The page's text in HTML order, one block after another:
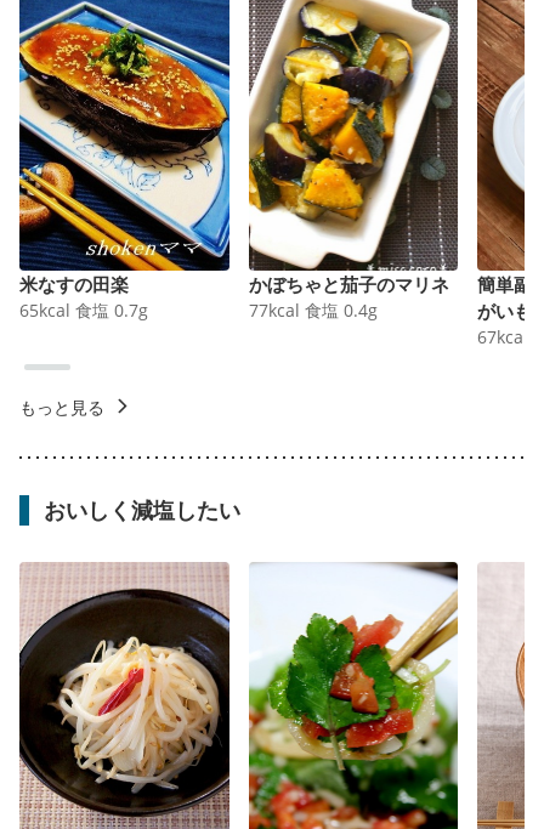
米なすの田楽
65kcal 食塩 0.7g
かぼちゃと茄子のマリネ
77kcal 食塩 0.4g
簡単副
がいも
67kcal
もっと見る
おいしく減塩したい